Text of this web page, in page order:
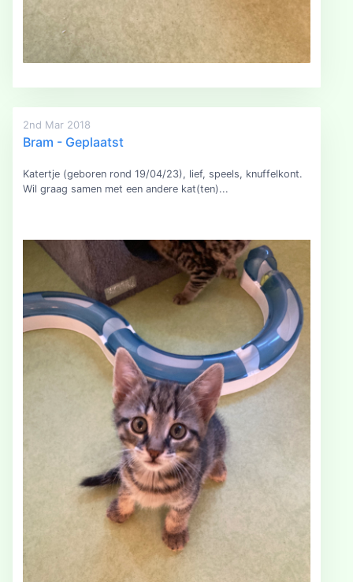
2nd Mar 2018
Bram - Geplaatst
Katertje (geboren rond 19/04/23), lief, speels, knuffelkont.
Wil graag samen met een andere kat(ten)...